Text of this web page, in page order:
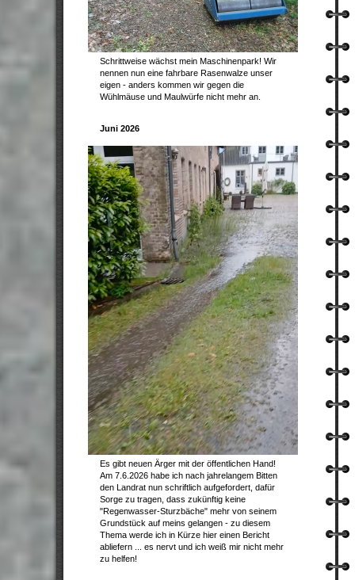
Schrittweise wächst mein Maschinenpark! Wir
nennen nun eine fahrbare Rasenwalze unser
eigen - anders kommen wir gegen die
Wühlmäuse und Maulwürfe nicht mehr an.
Juni 2026
Es gibt neuen Ärger mit der öffentlichen Hand!
Am 7.6.2026 habe ich nach jahrelangem Bitten
den Landrat nun schriftlich aufgefordert, dafür
Sorge zu tragen, dass zukünftig keine
"Regenwasser-Sturzbäche" mehr von seinem
Grundstück auf meins gelangen - zu diesem
Thema werde ich in Kürze hier einen Bericht
abliefern ... es nervt und ich weiß mir nicht mehr
zu helfen!